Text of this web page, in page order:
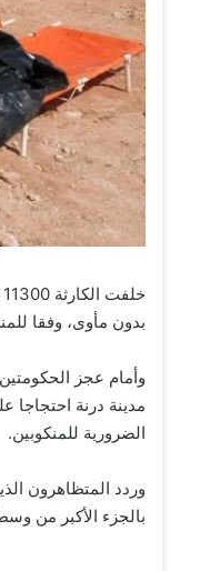
بدون مأوى، وفقا
وأمام عجز
مدينة درنة احتجاجا
الضرورية للمنكوبين.
وردد المتظاهرون
بالجزء الأكبر من